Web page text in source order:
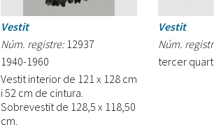
Vestit
Núm. registre: 12937
1940-1960
Vestit interior de 121 x 128 cm
i 52 cm de cintura.
Sobrevestit de 128,5 x 118,50
cm.
Vestit
Núm.
tercer quart